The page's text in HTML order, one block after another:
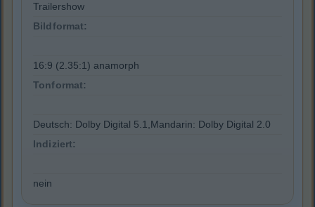
Trailershow
Bildformat:
16:9 (2.35:1) anamorph
Tonformat:
Deutsch: Dolby Digital 5.1,Mandarin: Dolby Digital 2.0
Indiziert:
nein